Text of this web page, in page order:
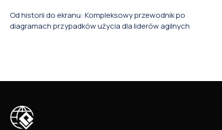
Od historii do ekranu: Kompleksowy przewodnik po
diagramach przypadków użycia dla liderów agilnych